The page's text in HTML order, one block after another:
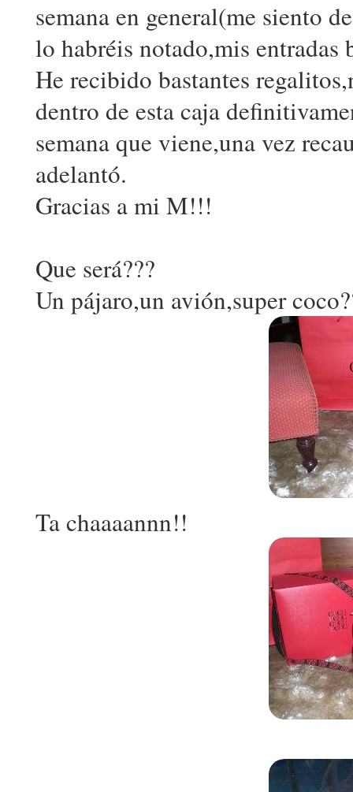
semana en general(me siento
lo habréis notado,mis entradas
He recibido bastantes
dentro de esta caja
semana que viene,una vez
adelantó.
Gracias a mi M!!!
Que será???
Un pájaro,un avión,super
Ta chaaaannn!!